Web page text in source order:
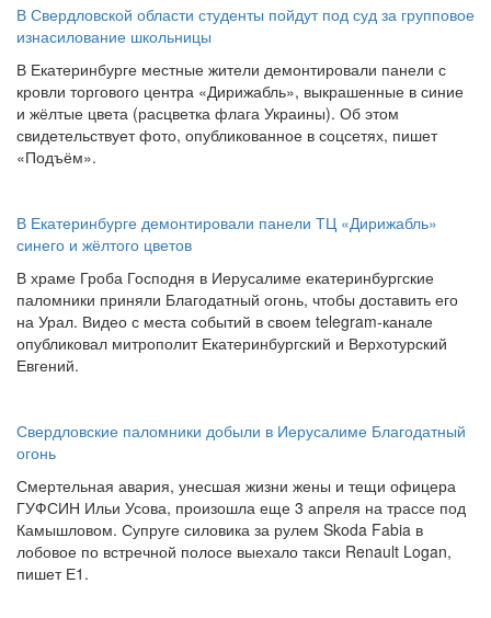
В Свердловской области студенты пойдут под суд за групповое
изнасилование школьницы
В Екатеринбурге местные жители демонтировали панели с
кровли торгового центра «Дирижабль», выкрашенные в синие
и жёлтые цвета (расцветка флага Украины). Об этом
свидетельствует фото, опубликованное в соцсетях, пишет
«Подъём».
В Екатеринбурге демонтировали панели ТЦ «Дирижабль»
синего и жёлтого цветов
В храме Гроба Господня в Иерусалиме екатеринбургские
паломники приняли Благодатный огонь, чтобы доставить его
на Урал. Видео с места событий в своем telegram-канале
опубликовал митрополит Екатеринбургский и Верхотурский
Евгений.
Свердловские паломники добыли в Иерусалиме Благодатный
огонь
Смертельная авария, унесшая жизни жены и тещи офицера
ГУФСИН Ильи Усова, произошла еще 3 апреля на трассе под
Камышловом. Супруге силовика за рулем Skoda Fabia в
лобовое по встречной полосе выехало такси Renault Logan,
пишет Е1.